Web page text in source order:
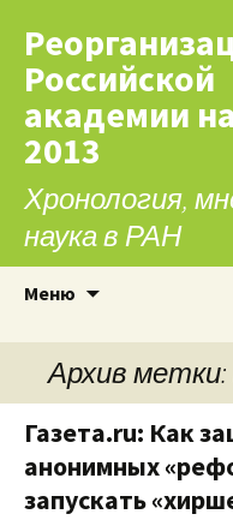
Российской
академии
2013
Хронология,
наука в РАН
Меню
Архив
Газета.ru: Как
анонимных
запускать